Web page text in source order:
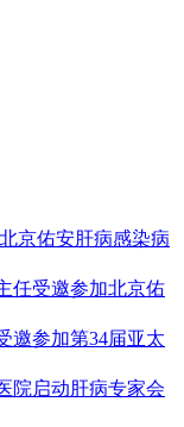
京佑安肝病感染病
任受邀参加北京佑
邀参加第34届亚太
院启动肝病专家会